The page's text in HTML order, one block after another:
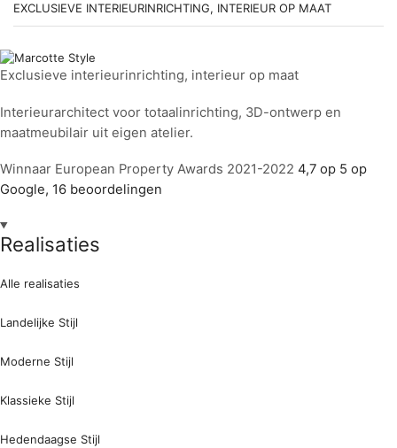
EXCLUSIEVE INTERIEURINRICHTING, INTERIEUR OP MAAT
Exclusieve interieurinrichting, interieur op maat
Interieurarchitect voor totaalinrichting, 3D-ontwerp en
maatmeubilair uit eigen atelier.
Winnaar European Property Awards 2021-2022 4,7 op 5 op
Google, 16 beoordelingen
Realisaties
Alle realisaties
Landelijke Stijl
Moderne Stijl
Klassieke Stijl
Hedendaagse Stijl